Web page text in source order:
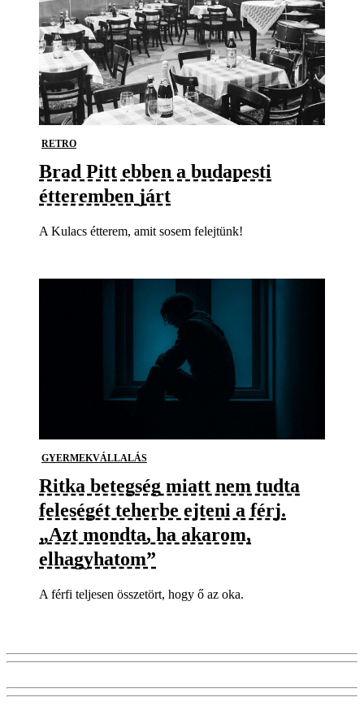
RETRO
Brad Pitt ebben a budapesti
étteremben járt
A Kulacs étterem, amit sosem felejtünk!
GYERMEKVÁLLALÁS
Ritka betegség miatt nem tudta
feleségét teherbe ejteni a férj.
„Azt mondta, ha akarom,
elhagyhatom”
A férfi teljesen összetört, hogy ő az oka.